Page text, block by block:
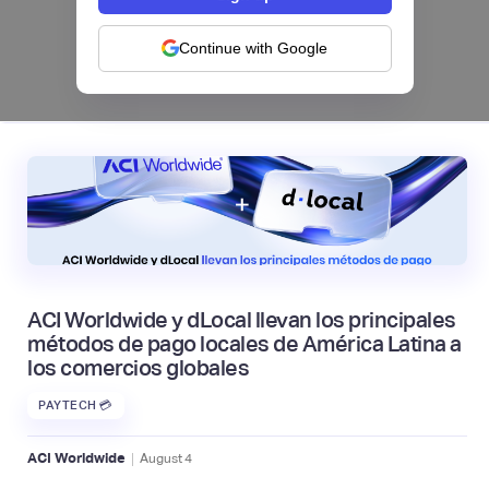
Continue with Google
categorías frente a la IA | Mambu
August6
ACI Worldwide y dLocal llevan los principales
métodos de pago locales de América Latina a
los comercios globales
PAYTECH 💳
ACI Worldwide | August4